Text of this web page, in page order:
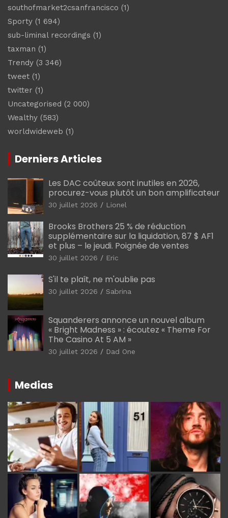
southofmarket2csanfrancisco (1)
Sporty (1 694)
sub-liminal recordings (1)
taxman (1)
Trendy (3 346)
tweet (1)
twitter (1)
Uncategorised (2 000)
Wealthy (583)
worldwideweb (1)
Derniers Articles
Les DAC coûteux sont inutiles en 2026,
procurez-vous plutôt un bon amplificateur
30 juillet 2026 Lionel
Brooks Brothers 25 % de réduction
supplémentaire sur la liquidation, 87 $ AF1
et plus – le jeudi. Poignée de ventes
30 juillet 2026 Eric
S'il te plaît, ne m'oublie pas
30 juillet 2026 Sabrina
Squanderers annonce un nouvel album
« Bright Madness » : écoutez « Theme For
The Casino At 5 AM »
30 juillet 2026 Dad One
Medias